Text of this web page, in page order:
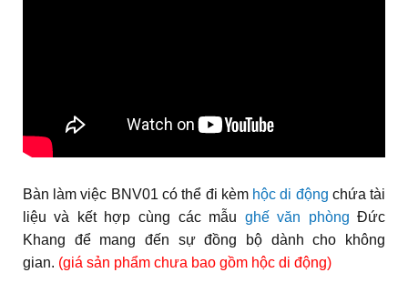
Bàn làm việc BNV01 có thể đi kèm hộc di động chứa tài
liệu và kết hợp cùng các mẫu ghế văn phòng Đức
Khang để mang đến sự đồng bộ dành cho không
gian. (giá sản phẩm chưa bao gồm hộc di động)